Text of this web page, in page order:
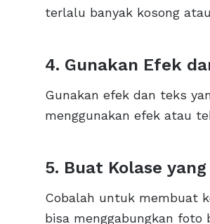
terlalu banyak kosong
4. Gunakan Efek
Gunakan efek dan teks
menggunakan efek atau
5. Buat Kolase
Cobalah untuk membuat
bisa menggabungkan